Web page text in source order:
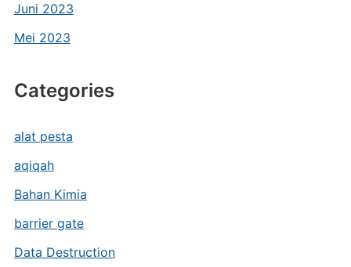
Juni 2023
Mei 2023
Categories
alat pesta
aqiqah
Bahan Kimia
barrier gate
Data Destruction